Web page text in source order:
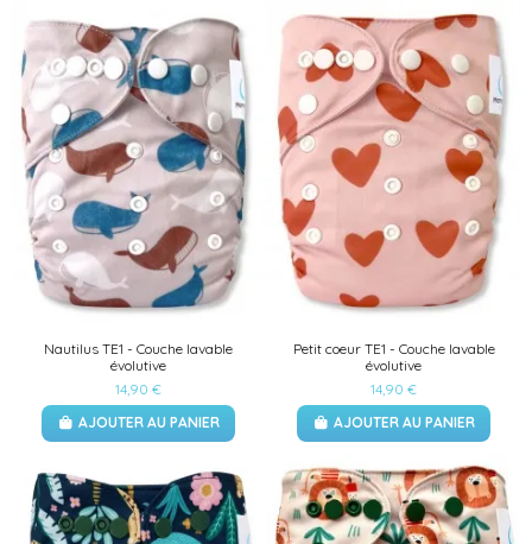
Nautilus TE1 - Couche lavable
évolutive
14,90 €
AJOUTER AU PANIER
Petit coeur TE1 - Couche lavable
évolutive
14,90 €
AJOUTER AU PANIER